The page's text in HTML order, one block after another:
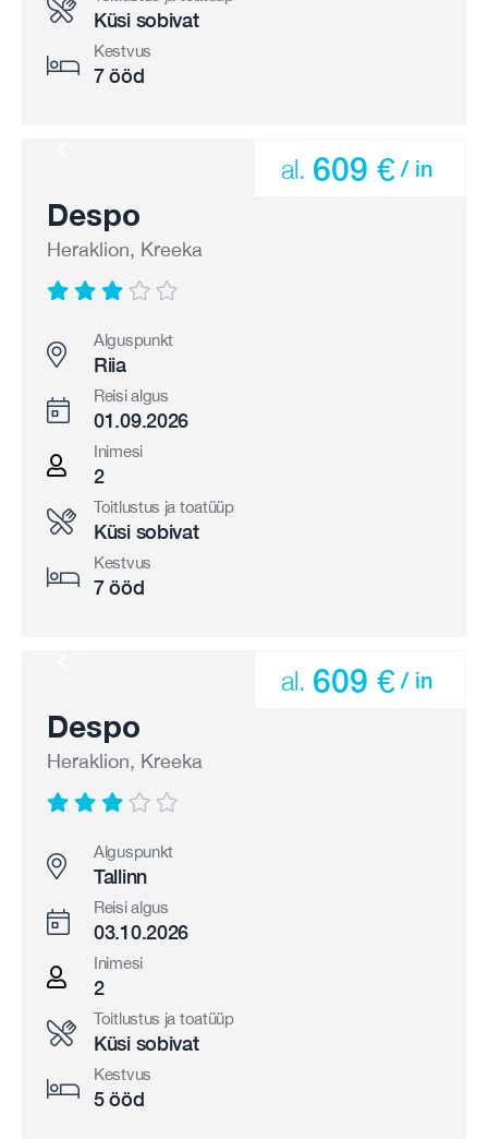
Küsi sobivat
Kestvus
7 ööd
Despo
Heraklion, Kreeka
al. 609 € / in
Alguspunkt
Riia
Reisi algus
01.09.2026
Inimesi
2
Toitlustus ja toatüüp
Küsi sobivat
Kestvus
7 ööd
Despo
Heraklion, Kreeka
al. 609 € / in
Alguspunkt
Tallinn
Reisi algus
03.10.2026
Inimesi
2
Toitlustus ja toatüüp
Küsi sobivat
Kestvus
5 ööd